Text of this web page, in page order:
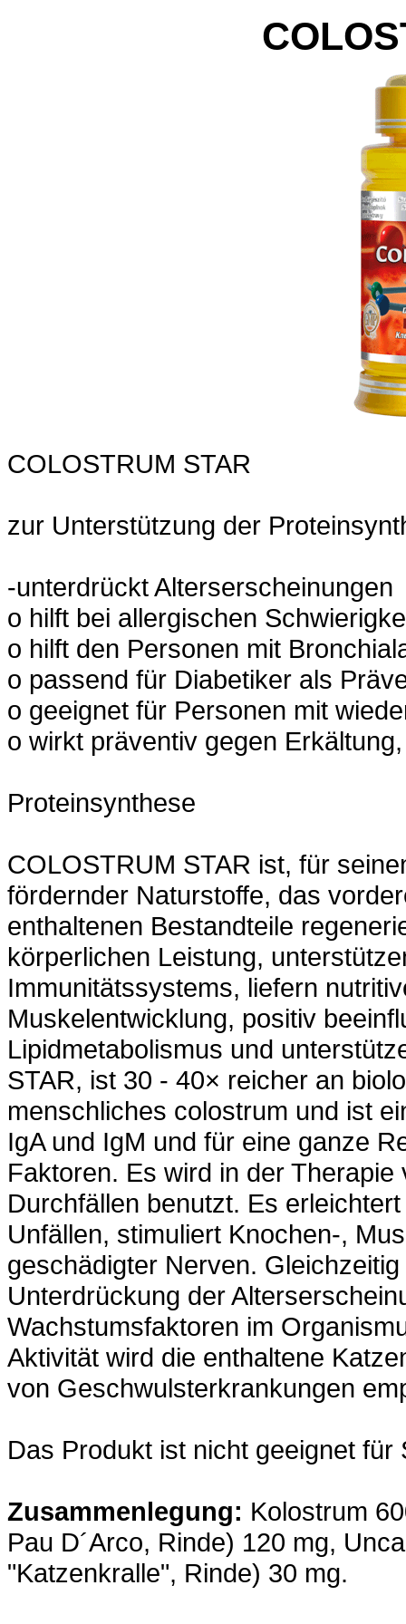
COLOSTRUM STAR
zur Unterstützung der
-unterdrückt Alterserscheinungen
o hilft bei allergischen
o hilft den Personen mit
o passend für Diabetiker als
o geeignet für Personen mit
o wirkt präventiv gegen
Proteinsynthese
COLOSTRUM STAR ist, für
fördernder Naturstoffe, das
enthaltenen Bestandteile
körperlichen Leistung,
Immunitätssystems, liefern
Muskelentwicklung, positiv
Lipidmetabolismus und
STAR, ist 30 - 40× reicher an
menschliches colostrum und ist
IgA und IgM und für eine ganze
Faktoren. Es wird in der
Durchfällen benutzt. Es
Unfällen, stimuliert Knochen-,
geschädigter Nerven.
Unterdrückung der
Wachstumsfaktoren im
Aktivität wird die enthaltene
von Geschwulsterkrankungen
Das Produkt ist nicht geeignet für
Zusammenlegung: Kolostrum
Pau D´Arco, Rinde) 120 mg,
"Katzenkralle", Rinde) 30 mg.